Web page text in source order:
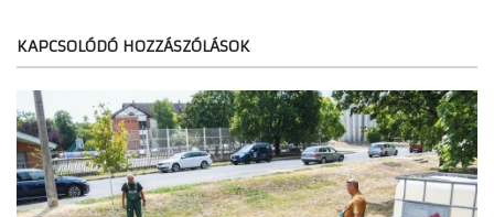
KAPCSOLÓDÓ HOZZÁSZÓLÁSOK